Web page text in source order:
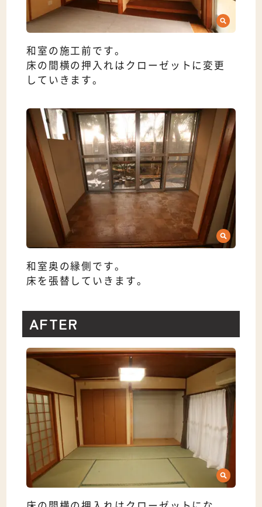
和室の施工前です。
床の間横の押入れはクローゼットに変更
していきます。
和室奥の縁側です。
床を張替していきます。
AFTER